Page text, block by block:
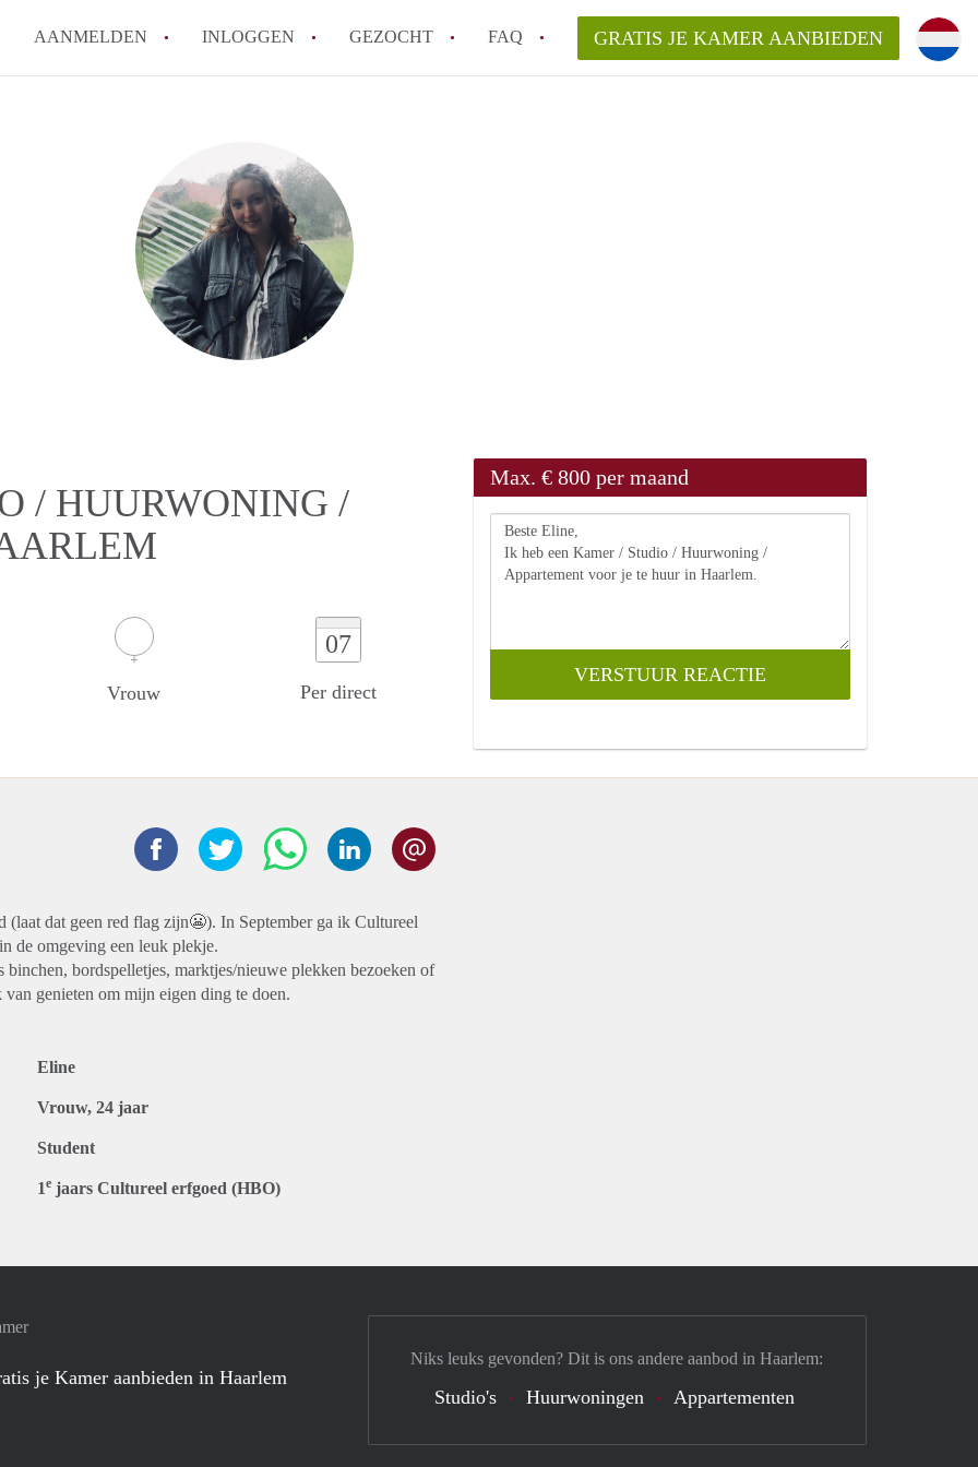
AANMELDEN INLOGGEN GEZOCHT FAQ
Wat is de privacyverklaring van KamerHaarlem?
Berekent KamerHaarlem makelaarsvergoeding/bemiddelingsvergoeding?
Is KamerHaarlem verantwoordelijk voor de aangeboden Kamer / Kamers in
Haarlem?
Alle veelgestelde vragen
GRATIS JE KAMER AANBIEDEN
/ HUURWONING /
Vrouw
07
Per direct
Max. € 800 per maand
dat geen red flag zijn😬). In September ga ik Cultureel
de omgeving een leuk plekje.
bordspelletjes, marktjes/nieuwe plekken bezoeken of
genieten om mijn eigen ding te doen.
Eline
Vrouw, 24 jaar
Student
1e jaars Cultureel erfgoed (HBO)
je Kamer aanbieden in Haarlem
Niks leuks gevonden? Dit is ons andere aanbod in Haarlem:
Studio's Huurwoningen Appartementen